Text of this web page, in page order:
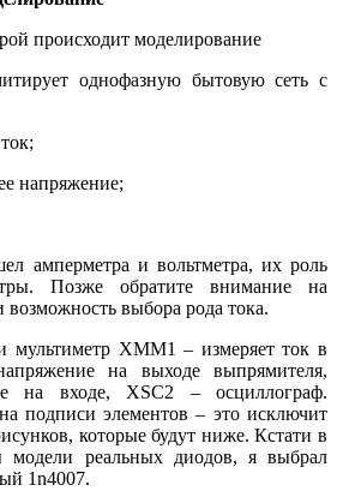
происходит моделирование
однофазную бытовую сеть с
напряжение;
амперметра и вольтметра, их роль
Позже обратите внимание на
выбора рода тока.
мультиметр XMM1 – измеряет ток в
на выходе выпрямителя,
на входе, XSC2 – осциллограф.
подписи элементов – это исключит
которые будут ниже. Кстати в
модели реальных диодов, я выбрал
1n4007.